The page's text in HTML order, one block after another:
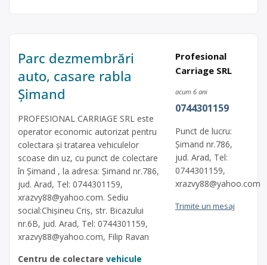
Parc dezmembrări
auto, casare rabla
Șimand
PROFESIONAL CARRIAGE SRL este
operator economic autorizat pentru
colectara și tratarea vehiculelor
scoase din uz, cu punct de colectare
în Șimand , la adresa: Șimand nr.786,
jud. Arad, Tel: 0744301159,
xrazvy88@yahoo.com. Sediu
social:Chișineu Criș, str. Bicazului
nr.6B, jud. Arad, Tel: 0744301159,
xrazvy88@yahoo.com, Filip Ravan
Centru de colectare vehicule
Profesional
Carriage SRL
acum 6 ani
0744301159
Punct de lucru:
Șimand nr.786,
jud. Arad, Tel:
0744301159,
xrazvy88@yahoo.com
Trimite un mesaj